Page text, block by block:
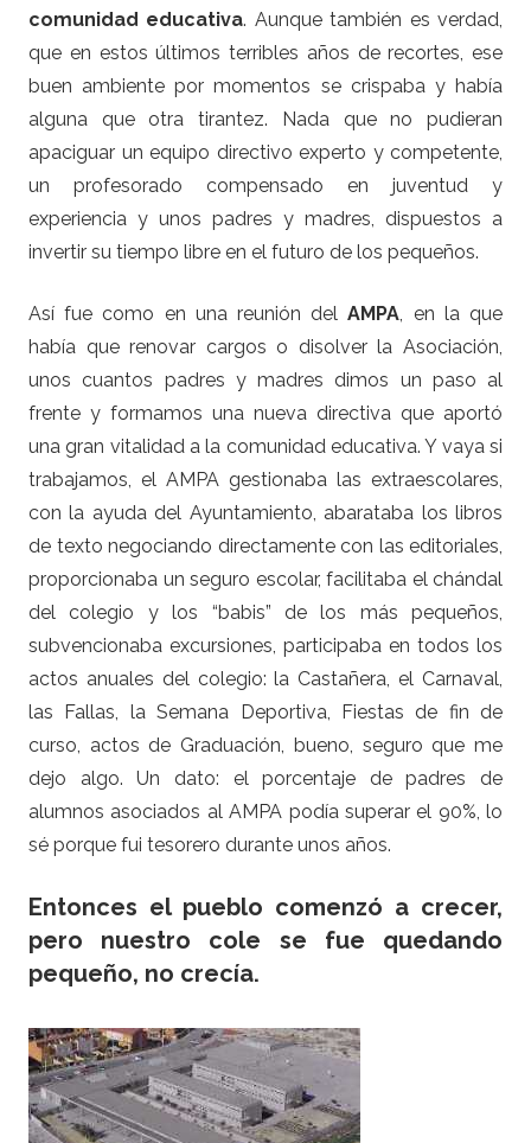
comunidad educativa. Aunque también es verdad,
que en estos últimos terribles años de recortes, ese
buen ambiente por momentos se crispaba y había
alguna que otra tirantez. Nada que no pudieran
apaciguar un equipo directivo experto y competente,
un profesorado compensado en juventud y
experiencia y unos padres y madres, dispuestos a
invertir su tiempo libre en el futuro de los pequeños.
Así fue como en una reunión delAMPA, en la que
había que renovar cargos o disolver la Asociación,
unos cuantos padres y madres dimos un paso al
frente y formamos una nueva directiva que aportó
una gran vitalidad a la comunidad educativa. Y vaya si
trabajamos, el AMPA gestionaba las extraescolares,
con la ayuda del Ayuntamiento, abarataba los libros
de texto negociando directamente con las editoriales,
proporcionaba un seguro escolar, facilitaba el chándal
del colegio y los “babis” de los más pequeños,
subvencionaba excursiones, participaba en todos los
actos anuales del colegio: la Castañera, el Carnaval,
las Fallas, la Semana Deportiva, Fiestas de fin de
curso, actos de Graduación, bueno, seguro que me
dejo algo. Un dato: el porcentaje de padres de
alumnos asociados al AMPA podía superar el 90%, lo
sé porque fui tesorero durante unos años.
Entonces el pueblo comenzó a crecer,
pero nuestro cole se fue quedando
pequeño, no crecía.